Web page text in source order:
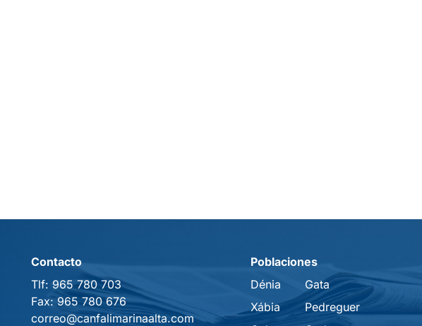
Contacto
Tlf: 965 780 703
Fax: 965 780 676
correo@canfalimarinaalta.com
Poblaciones
Dénia
Xábia
Gata
Pedreguer